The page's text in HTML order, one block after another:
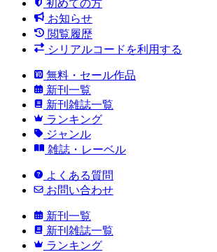
初めての方
お知らせ
閲覧履歴
シリアルコードを利用する
無料・セール作品
新刊一覧
新刊雑誌一覧
ランキング
ジャンル
雑誌・レーベル
よくある質問
お問い合わせ
新刊一覧
新刊雑誌一覧
ランキング